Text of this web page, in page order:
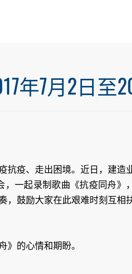
年7月2日至
抗疫、走出困境。近日，建造
一起录制歌曲《抗疫同舟》，
，鼓励大家在此艰难时刻互相
的心情和期盼。